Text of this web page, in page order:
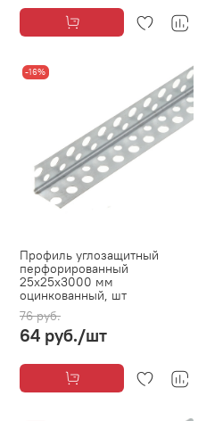
-16%
Профиль углозащитный
перфорированный
25х25х3000 мм
оцинкованный, шт
76 руб.
64 руб./шт